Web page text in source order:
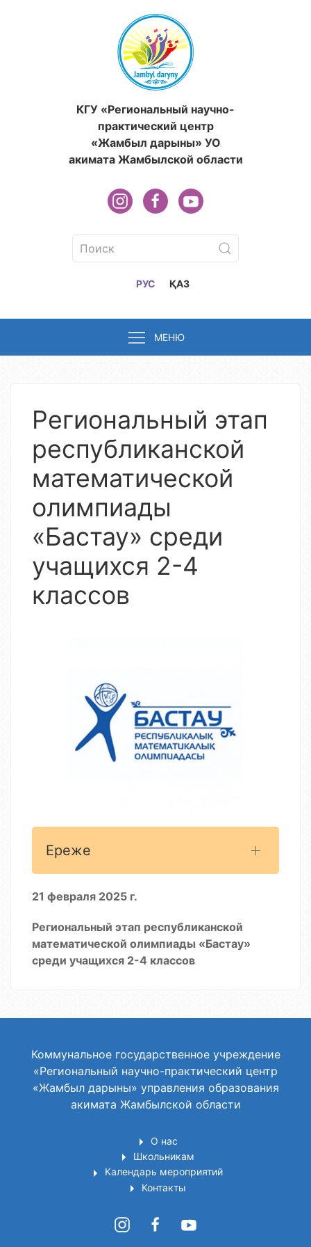
КГУ «Региональный научно-
практический центр
«Жамбыл дарыны» УО
акимата Жамбылской области
РУС ҚАЗ
МЕНЮ
Региональный этап
республиканской
математической
олимпиады
«Бастау» среди
учащихся 2-4
классов
Ереже
21 февраля 2025 г.
Региональный этап республиканской
математической олимпиады «Бастау»
среди учащихся 2-4 классов
Коммунальное государственное учреждение
«Региональный научно-практический центр
«Жамбыл дарыны» управления образования
акимата Жамбылской области
О нас
Школьникам
Календарь мероприятий
Контакты